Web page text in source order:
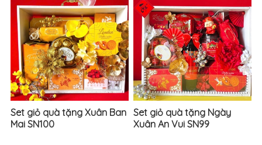
Set giỏ quà tặng Xuân Ban
Mai SN100
Set giỏ quà tặng Ngày
Xuân An Vui SN99